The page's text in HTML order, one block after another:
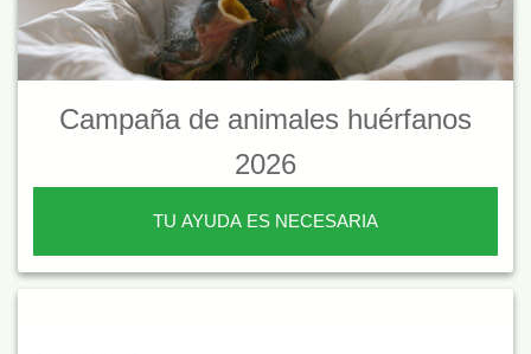
Campaña de animales huérfanos
2026
TU AYUDA ES NECESARIA